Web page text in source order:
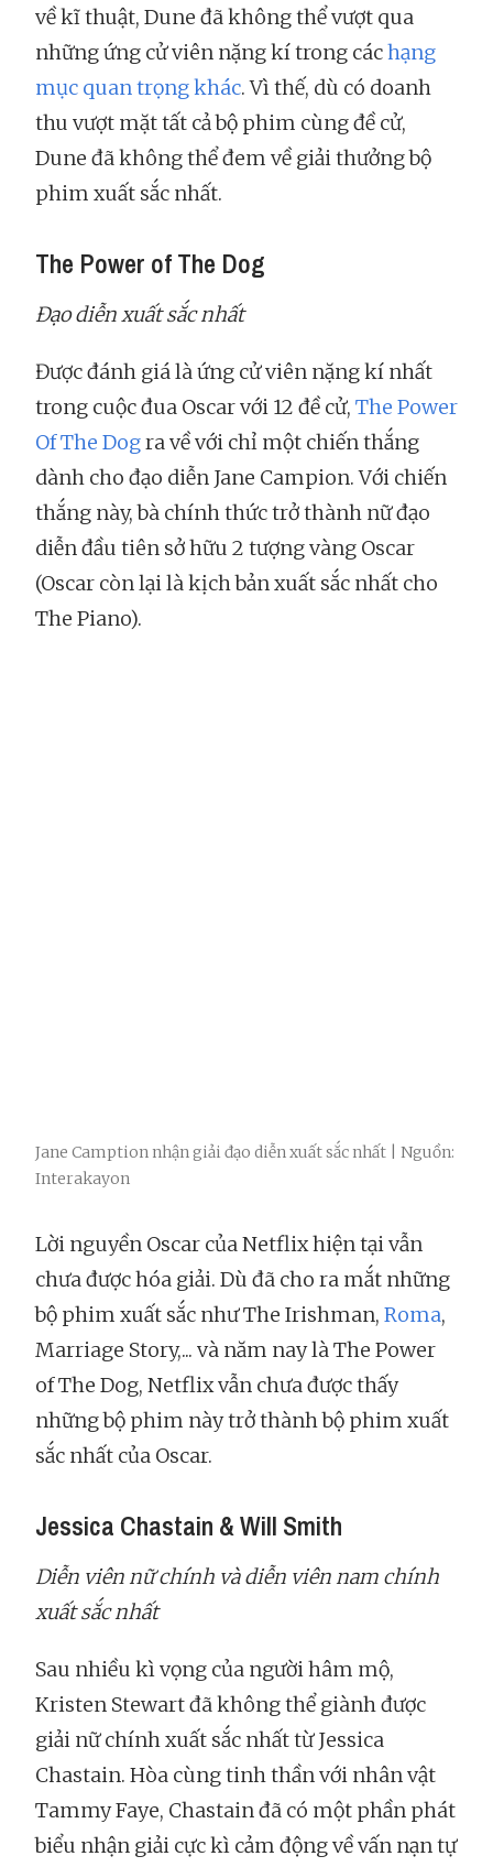
về kĩ thuật, Dune đã không thể vượt qua
những ứng cử viên nặng kí trong cáchạng
mục quan trọng khác. Vì thế, dù có doanh
thu vượt mặt tất cả bộ phim cùng đề cử,
Dune đã không thể đem về giải thưởng bộ
phim xuất sắc nhất.
The Power of The Dog
Đạo diễn xuất sắc nhất
Được đánh giá là ứng cử viên nặng kí nhất
trong cuộc đua Oscar với 12 đề cử, The Power
Of The Dogra về với chỉ một chiến thắng
dành cho đạo diễn Jane Campion. Với chiến
thắng này, bà chính thức trở thành nữ đạo
diễn đầu tiên sở hữu 2 tượng vàng Oscar
(Oscar còn lại là kịch bản xuất sắc nhất cho
The Piano).
Jane Camption nhận giải đạo diễn xuất sắc nhất | Nguồn:
Interakayon
Lời nguyền Oscar của Netflix hiện tại vẫn
chưa được hóa giải. Dù đã cho ra mắt những
bộ phim xuất sắc như The Irishman, Roma,
Marriage Story,... và năm nay là The Power
of The Dog, Netflix vẫn chưa được thấy
những bộ phim này trở thành bộ phim xuất
sắc nhất của Oscar.
Jessica Chastain & Will Smith
Diễn viên nữ chính và diễn viên nam chính
xuất sắc nhất
Sau nhiều kì vọng của người hâm mộ,
Kristen Stewart đã không thể giành được
giải nữ chính xuất sắc nhất từ Jessica
Chastain. Hòa cùng tinh thần với nhân vật
Tammy Faye, Chastain đã có một phần phát
biểu nhận giải cực kì cảm động về vấn nạn tự